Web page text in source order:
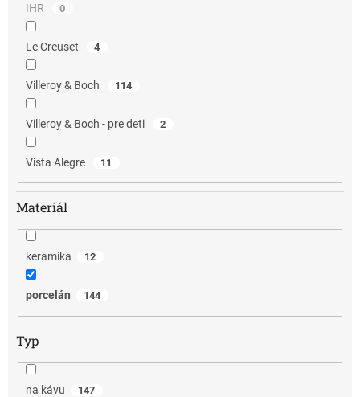
IHR 0
Le Creuset 4
Villeroy & Boch 114
Villeroy & Boch - pre deti 2
Vista Alegre 11
Materiál
keramika 12
porcelán 144
Typ
na kávu 147